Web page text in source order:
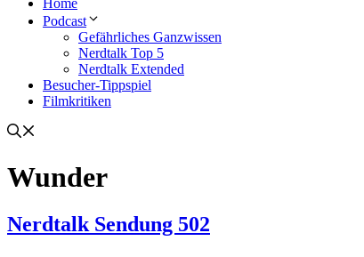
Home
Podcast
Gefährliches Ganzwissen
Nerdtalk Top 5
Nerdtalk Extended
Besucher-Tippspiel
Filmkritiken
Wunder
Nerdtalk Sendung 502